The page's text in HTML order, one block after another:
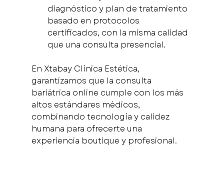
diagnóstico y plan de tratamiento
basado en protocolos
certificados, con la misma calidad
que una consulta presencial.
En Xtabay Clínica Estética,
garantizamos que la consulta
bariátrica online cumple con los más
altos estándares médicos,
combinando tecnología y calidez
humana para ofrecerte una
experiencia boutique y profesional.